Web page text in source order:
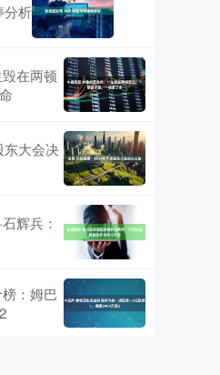
分析
在两顿
东大会决
辉兵：
：姆巴